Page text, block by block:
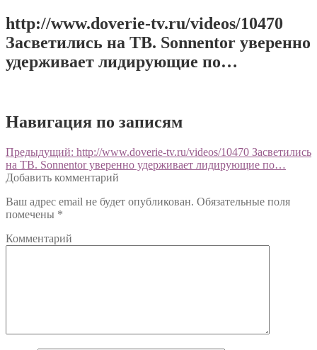
http://www.doverie-tv.ru/videos/10470
Засветились на ТВ. Sonnentor уверенно
удерживает лидирующие по…
Навигация по записям
Предыдущий: http://www.doverie-tv.ru/videos/10470 Засветились
на ТВ. Sonnentor уверенно удерживает лидирующие по…
Добавить комментарий
Ваш адрес email не будет опубликован. Обязательные поля
помечены *
Комментарий